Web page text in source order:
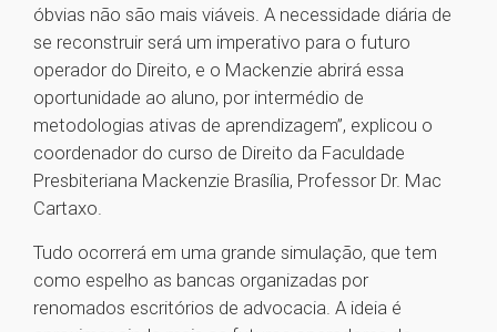
óbvias não são mais viáveis. A necessidade diária de
se reconstruir será um imperativo para o futuro
operador do Direito, e o Mackenzie abrirá essa
oportunidade ao aluno, por intermédio de
metodologias ativas de aprendizagem”, explicou o
coordenador do curso de Direito da Faculdade
Presbiteriana Mackenzie Brasília, Professor Dr. Mac
Cartaxo.
Tudo ocorrerá em uma grande simulação, que tem
como espelho as bancas organizadas por
renomados escritórios de advocacia. A ideia é